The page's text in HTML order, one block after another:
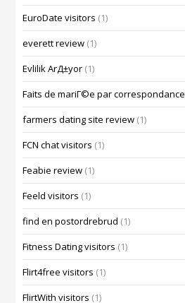
EuroDate visitors (1)
everett review (1)
Evlilik ArД±yor (1)
Faits de mariГ©e par correspondance
farmers dating site review (1)
FCN chat visitors (1)
Feabie review (1)
Feeld visitors (1)
find en postordrebrud (1)
Fitness Dating visitors (1)
Flirt4free visitors (1)
FlirtWith visitors (1)